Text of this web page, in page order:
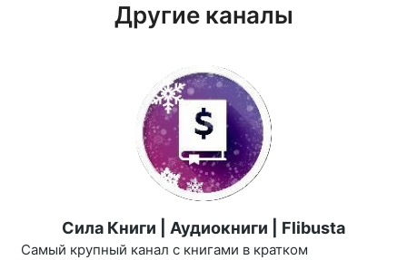
Другие каналы
Сила Книги | Аудиокниги | Flibusta
Самый крупный канал с книгами в кратком